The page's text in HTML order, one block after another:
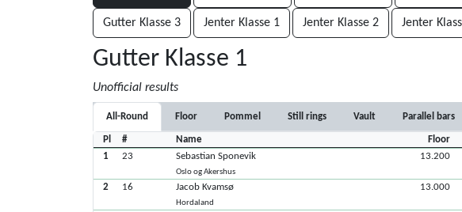
Gutter Klasse 3 Jenter Klasse 1 Jenter Klasse 2 Jenter
Gutter Klasse 1
Unofficial results
All-Round Floor Pommel Still rings Vault Parallel bars
Pl # Name Floor
1
23 Sebastian Sponevik
Oslo og Akershus
13.200
2 16 Jacob Kvamsø
Hordaland
13.000